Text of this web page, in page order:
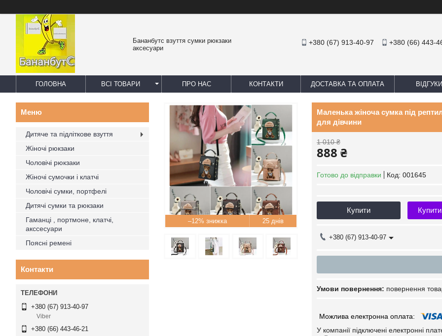
Бананбутс взуття сумки рюкзаки
аксесуари
+380 (67) 913-40-97 +380 (66) 443-
ГОЛОВНА ВСІ ТОВАРИ ПРО НАС КОНТАКТИ ДОСТАВКА ТА ОПЛАТА ВІДГУКИ
–12% 25 днів
Маленька жіноча сумка під
для дівчини
1 010 ₴
888 ₴
Готово до відправки Код: 001645
Купити
+380 (67) 913-40-97
повернення
У компанії підключені електронні
Дитяче та підліткове взуття
Жіночі рюкзаки
Чоловічі рюкзаки
Жіночі сумочки і клатчі
Чоловічі сумки, портфелі
Дитячі сумки та рюкзаки
Гаманці , портмоне, клатчі,
акссесуари
Поясні ремені
Контакти
+380 (67) 913-40-97
Viber
+380 (66) 443-46-21